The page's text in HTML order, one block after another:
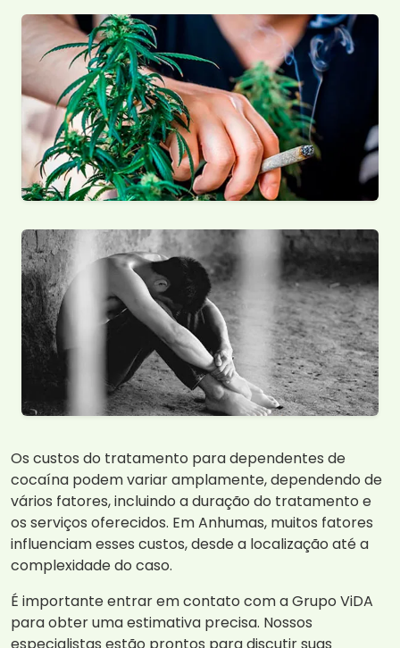
Os custos do tratamento para dependentes de
cocaína podem variar amplamente, dependendo de
vários fatores, incluindo a duração do tratamento e
os serviços oferecidos. Em Anhumas, muitos fatores
influenciam esses custos, desde a localização até a
complexidade do caso.
É importante entrar em contato com a Grupo ViDA
para obter uma estimativa precisa. Nossos